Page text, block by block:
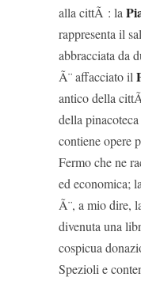
alla cittÃ : la
rappresenta il
abbracciata da
Ã¨ affacciato il
antico della
della
contiene opere
Fermo che ne
ed economica;
Ã¨, a mio dire,
divenuta una
cospicua
Spezioli e